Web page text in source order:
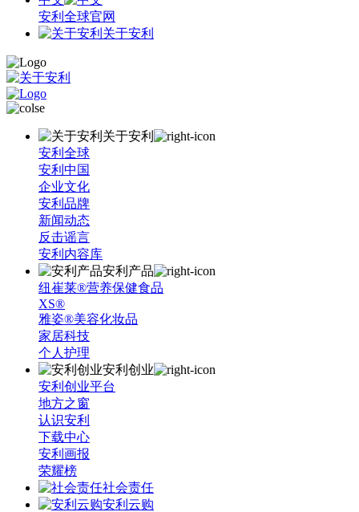
安利全球官网
关于安利
关于安利
安利全球
安利中国
企业文化
安利品牌
新闻动态
反击谣言
安利内容库
安利产品
纽崔莱®营养保健食品
XS®
雅姿®美容化妆品
家居科技
个人护理
安利创业
安利创业平台
地方之窗
认识安利
下载中心
安利画报
荣耀榜
社会责任
安利云购